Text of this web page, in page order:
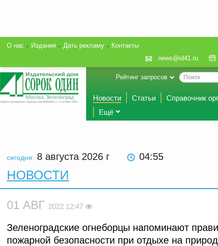
О нас Издания Дать рекламу
Контакты
news@id41.ru
Рейтинг запросов
Новости Статьи
Справочник
Ещё
сегодня: 8 августа 2026 г 04:55
НОВОСТИ
01 АВГ 2022 12:47
Зеленоградские огнеборцы напоминают
пожарной безопасности при отдыхе на